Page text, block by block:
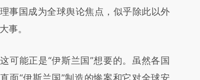
校验。
事国成为全球舆论焦点，似乎除此以外
事。
能正是“伊斯兰国”想要的。虽然各国
面“伊斯兰国”制造的惨案和它对全球安